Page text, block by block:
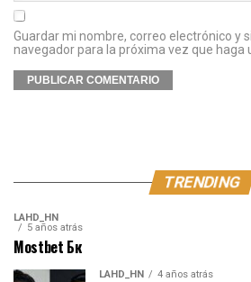
Guardar mi nombre, correo electrónico y
navegador para la próxima vez que haga
TRENDING
LAHD_HN
5 años atrás
Mostbet Бк
LAHD_HN 4 años atrás